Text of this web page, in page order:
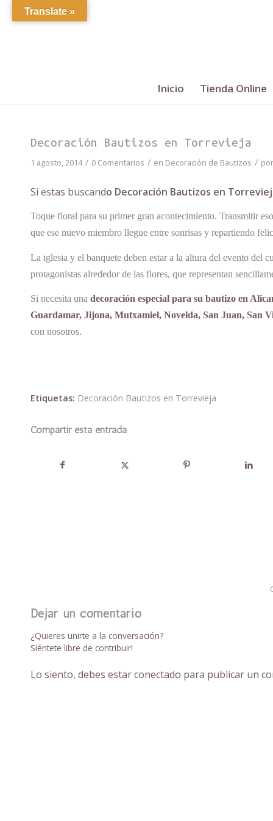
Inicio Tienda Online
Decoración Bautizos en Torrevieja
1 agosto, 2014 / 0 Comentarios / en Decoración de Bautizos / por
Si estas buscando Decoración Bautizos en
Toque floral para su primer gran acontecimiento. Transmitir
que ese nuevo miembro llegue entre sonrisas y repartiendo
La iglesia y el banquete deben estar a la altura del evento del
protagonistas alrededor de las flores, que representan
Si necesita una decoración especial para su bautizo en
Guardamar, Jijona, Mutxamiel, Novelda, San Juan, San
con nosotros.
Etiquetas: Decoración Bautizos en Torrevieja
Compartir esta entrada
Dejar un comentario
¿Quieres unirte a la conversación?
Siéntete libre de contribuir!
Lo siento, debes estarconectado para publicar un
Translate »